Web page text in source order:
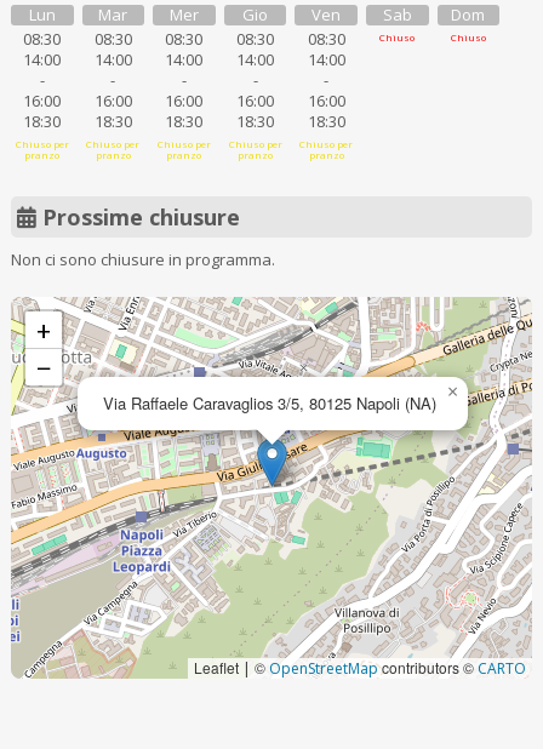
Lun
08:30
14:00
-
16:00
18:30
Chiuso per
pranzo
Mar
08:30
14:00
-
16:00
18:30
Chiuso per
pranzo
Mer
08:30
14:00
-
16:00
18:30
Chiuso per
pranzo
Gio
08:30
14:00
-
16:00
18:30
Chiuso per
pranzo
Ven
08:30
14:00
-
16:00
18:30
Chiuso per
pranzo
Sab
Chiuso
Dom
Chiuso
Prossime chiusure
Non ci sono chiusure in programma.
Via Raffaele Caravaglios 3/5, 80125 Napoli (NA) ×
+
−
Leaflet | © OpenStreetMapcontributors © CARTO